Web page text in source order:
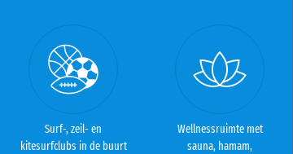
Surf-, zeil- en
kitesurfclubs in de buurt
Wellnessruimte met
sauna, hamam,